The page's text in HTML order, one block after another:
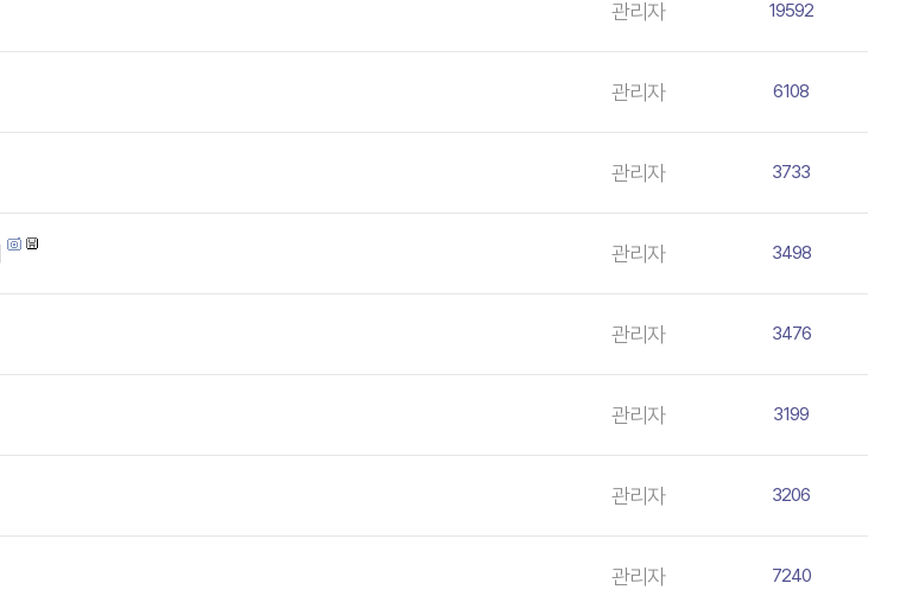
관리자 19592
관리자 6108
관리자 3733
관리자 3498
관리자 3476
관리자 3199
관리자 3206
관리자 7240